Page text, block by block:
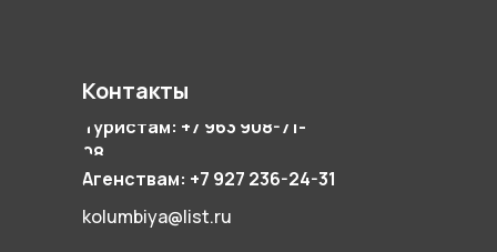
Контакты
Туристам: +7 963 908-71-
08
Агенствам: +7 927 236-24-31
kolumbiya@list.ru